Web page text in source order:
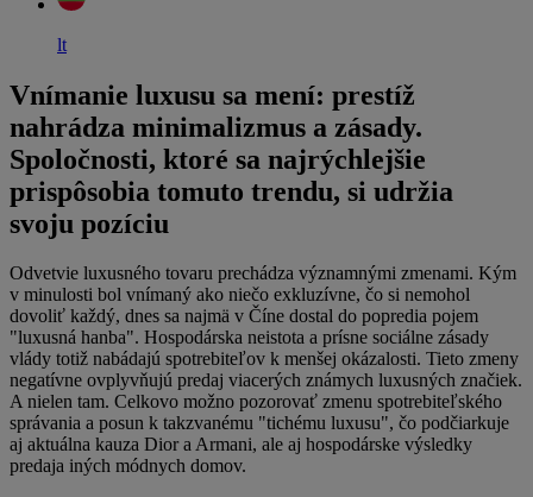
lt
Vnímanie luxusu sa mení: prestíž
nahrádza minimalizmus a zásady.
Spoločnosti, ktoré sa najrýchlejšie
prispôsobia tomuto trendu, si udržia
svoju pozíciu
Odvetvie luxusného tovaru prechádza významnými zmenami. Kým
v minulosti bol vnímaný ako niečo exkluzívne, čo si nemohol
dovoliť každý, dnes sa najmä v Číne dostal do popredia pojem
"luxusná hanba". Hospodárska neistota a prísne sociálne zásady
vlády totiž nabádajú spotrebiteľov k menšej okázalosti. Tieto zmeny
negatívne ovplyvňujú predaj viacerých známych luxusných značiek.
A nielen tam. Celkovo možno pozorovať zmenu spotrebiteľského
správania a posun k takzvanému "tichému luxusu", čo podčiarkuje
aj aktuálna kauza Dior a Armani, ale aj hospodárske výsledky
predaja iných módnych domov.